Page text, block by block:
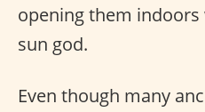
opening them indoors
sun god.
Even though many